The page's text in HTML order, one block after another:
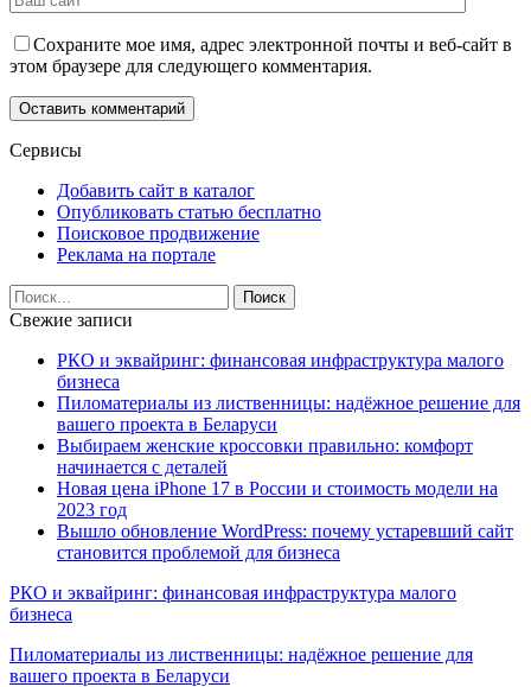
Сохраните мое имя, адрес электронной почты и веб-сайт в
этом браузере для следующего комментария.
Сервисы
Добавить сайт в каталог
Опубликовать статью бесплатно
Поисковое продвижение
Реклама на портале
Свежие записи
РКО и эквайринг: финансовая инфраструктура малого
бизнеса
Пиломатериалы из лиственницы: надёжное решение для
вашего проекта в Беларуси
Выбираем женские кроссовки правильно: комфорт
начинается с деталей
Новая цена iPhone 17 в России и стоимость модели на
2023 год
Вышло обновление WordPress: почему устаревший сайт
становится проблемой для бизнеса
РКО и эквайринг: финансовая инфраструктура малого
бизнеса
Пиломатериалы из лиственницы: надёжное решение для
вашего проекта в Беларуси